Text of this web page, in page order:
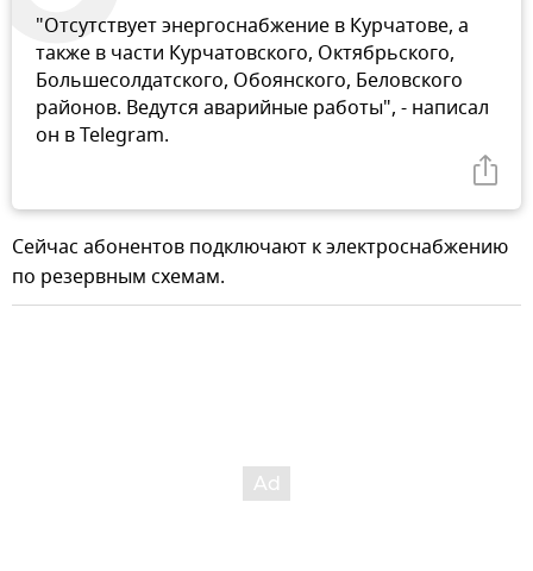
"Отсутствует энергоснабжение в Курчатове, а
также в части Курчатовского, Октябрьского,
Большесолдатского, Обоянского, Беловского
районов. Ведутся аварийные работы", - написал
он в Telegram.
Сейчас абонентов подключают к электроснабжению
по резервным схемам.